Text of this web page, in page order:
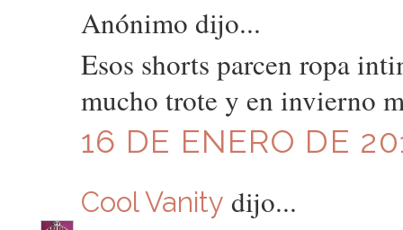
Anónimo dijo...
Esos shorts parcen ropa
mucho trote y en invierno
16 DE ENERO DE
Cool Vanity dijo...